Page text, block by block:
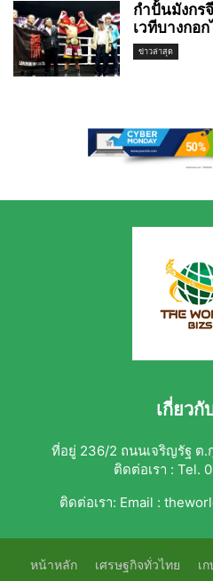
กำปั้นมังกร
เวทีบางกอ
ข่าวล่าสุด
เกี่ยวกั
ที่อยู่ 236/2 ถนนเจริญรัฐ ต.
ติดต่อเรา : Tel.
ติดต่อเรา: Email :
หน้าหลัก เศรษฐกิจทั่วไทย เ